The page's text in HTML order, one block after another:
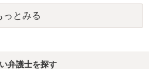
っとみる
弁護士を探す